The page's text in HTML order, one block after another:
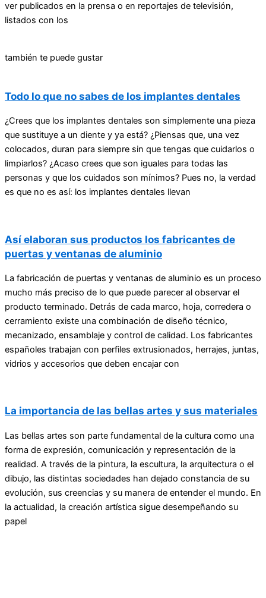
ver publicados en la prensa o en reportajes de televisión,
listados con los
también te puede gustar
Todo lo que no sabes de los implantes dentales
¿Crees que los implantes dentales son simplemente una pieza
que sustituye a un diente y ya está? ¿Piensas que, una vez
colocados, duran para siempre sin que tengas que cuidarlos o
limpiarlos? ¿Acaso crees que son iguales para todas las
personas y que los cuidados son mínimos? Pues no, la verdad
es que no es así: los implantes dentales llevan
Así elaboran sus productos los fabricantes de
puertas y ventanas de aluminio
La fabricación de puertas y ventanas de aluminio es un proceso
mucho más preciso de lo que puede parecer al observar el
producto terminado. Detrás de cada marco, hoja, corredera o
cerramiento existe una combinación de diseño técnico,
mecanizado, ensamblaje y control de calidad. Los fabricantes
españoles trabajan con perfiles extrusionados, herrajes, juntas,
vidrios y accesorios que deben encajar con
La importancia de las bellas artes y sus materiales
Las bellas artes son parte fundamental de la cultura como una
forma de expresión, comunicación y representación de la
realidad. A través de la pintura, la escultura, la arquitectura o el
dibujo, las distintas sociedades han dejado constancia de su
evolución, sus creencias y su manera de entender el mundo. En
la actualidad, la creación artística sigue desempeñando su
papel